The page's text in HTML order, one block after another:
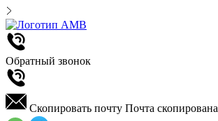
Обратный звонок
Скопировать почту Почта скопирована